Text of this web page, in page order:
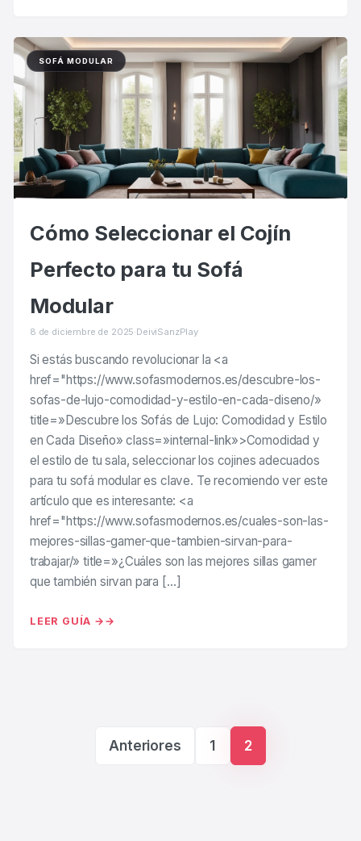
SOFÁ MODULAR
Cómo Seleccionar el Cojín
Perfecto para tu Sofá
Modular
8 de diciembre de 2025·DeiviSanzPlay
Si estás buscando revolucionar la <a
href="https://www.sofasmodernos.es/descubre-los-
sofas-de-lujo-comodidad-y-estilo-en-cada-diseno/»
title=»Descubre los Sofás de Lujo: Comodidad y Estilo
en Cada Diseño» class=»internal-link»>Comodidad y
el estilo de tu sala, seleccionar los cojines adecuados
para tu sofá modular es clave. Te recomiendo ver este
artículo que es interesante: <a
href="https://www.sofasmodernos.es/cuales-son-las-
mejores-sillas-gamer-que-tambien-sirvan-para-
trabajar/» title=»¿Cuáles son las mejores sillas gamer
que también sirvan para […]
LEER GUÍA →
Paginación de
Anteriores 1 2